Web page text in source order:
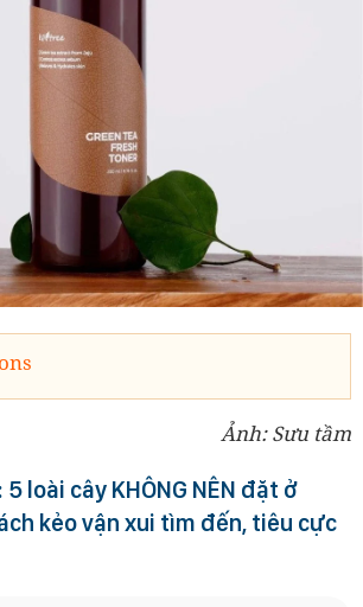
Ảnh: Sưu tầm
5 loài cây KHÔNG NÊN đặt ở
kẻo vận xui tìm đến, tiêu cực